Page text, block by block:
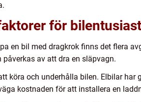
för
en bil med dragkrok finns det flera
av att dra en släpvagn.
köra och underhålla bilen. Elbilar har
kostnaden för att installera en